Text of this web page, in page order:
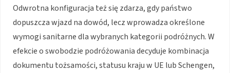
Odwrotna konfiguracja też się zdarza, gdy państwo
dopuszcza wjazd na dowód, lecz wprowadza określone
wymogi sanitarne dla wybranych kategorii podróżnych. W
efekcie o swobodzie podróżowania decyduje kombinacja
dokumentu tożsamości, statusu kraju w UE lub Schengen,